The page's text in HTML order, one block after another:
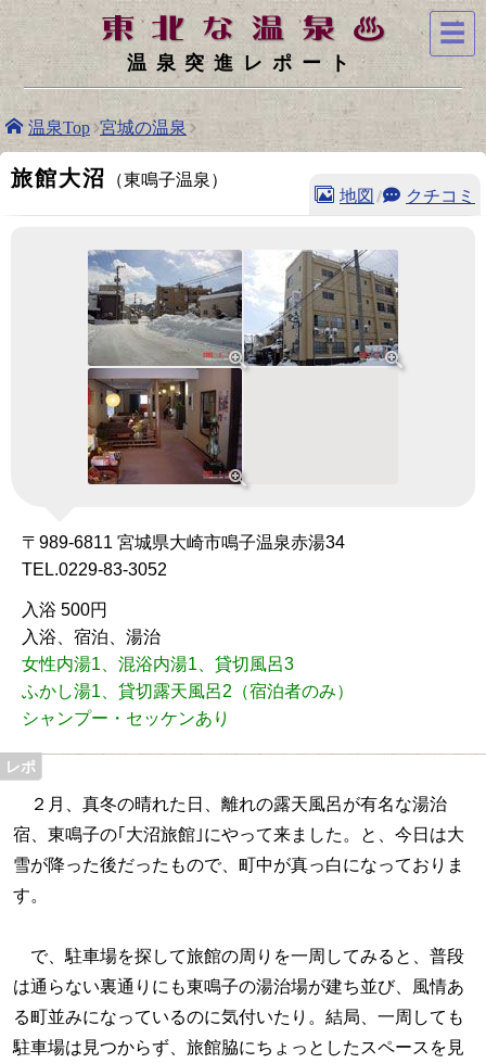
温泉突進レポート
温泉Top 宮城の温泉
旅館大沼 （東鳴子温泉）
地図 / クチコミ
〒989-6811 宮城県大崎市鳴子温泉赤湯34
TEL.0229-83-3052
入浴 500円
入浴、宿泊、湯治
女性内湯1、混浴内湯1、貸切風呂3
ふかし湯1、貸切露天風呂2（宿泊者のみ）
シャンプー・セッケンあり
２月、真冬の晴れた日、離れの露天風呂が有名な湯治
宿、東鳴子の｢大沼旅館｣にやって来ました。と、今日は大
雪が降った後だったもので、町中が真っ白になっておりま
す。
で、駐車場を探して旅館の周りを一周してみると、普段
は通らない裏通りにも東鳴子の湯治場が建ち並び、風情あ
る町並みになっているのに気付いたり。結局、一周しても
駐車場は見つからず、旅館脇にちょっとしたスペースを見
☰